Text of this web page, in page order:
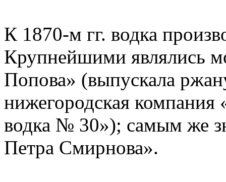
К 1870-м гг. водка
Крупнейшими являлись
Попова» (выпускала
нижегородская
водка № 30»); самым же
Петра Смирнова».